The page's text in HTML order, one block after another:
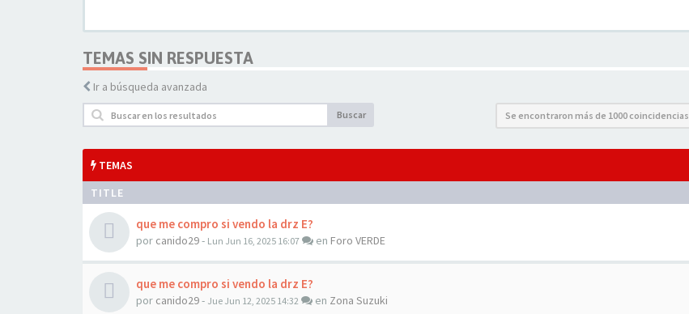
TEMAS SIN RESPUESTA
Ir a búsqueda avanzada
Buscar Se encontraron más de 1000 coincidencias
TEMAS
TITLE
que me compro si vendo la drz E?
por canido29- Lun Jun 16, 2025 16:07 en Foro VERDE
que me compro si vendo la drz E?
por canido29- Jue Jun 12, 2025 14:32 en Zona Suzuki